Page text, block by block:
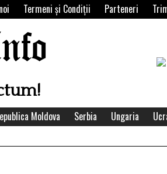
Termeni şi Condiţii Parteneri
Moldova Serbia Ungaria